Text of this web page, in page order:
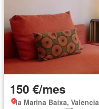
150 €/mes
la Marina Baixa, Valencia